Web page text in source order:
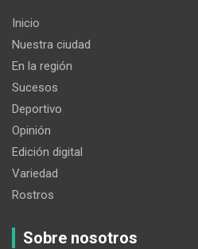
Inicio
Nuestra ciudad
En la región
Sucesos
Deportivo
Opinión
Edición digital
Variedad
Rostros
Sobre nosotros